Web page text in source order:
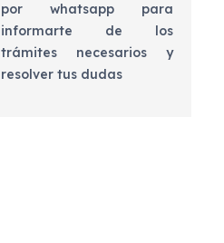
por whatsapp para
informarte de los
trámites necesarios y
resolver tus dudas